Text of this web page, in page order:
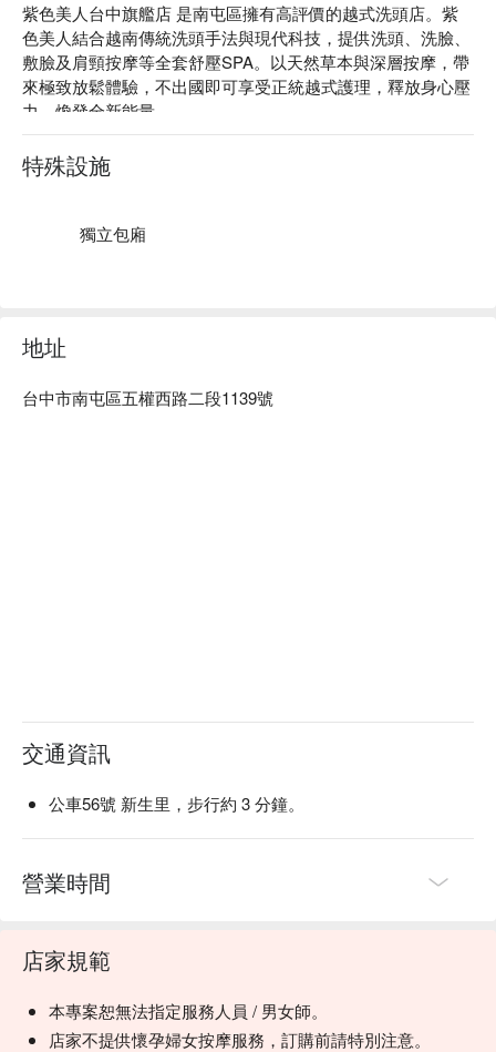
紫色美人台中旗艦店 是南屯區擁有高評價的越式洗頭店。紫
色美人結合越南傳統洗頭手法與現代科技，提供洗頭、洗臉、
敷臉及肩頸按摩等全套舒壓SPA。以天然草本與深層按摩，帶
來極致放鬆體驗，不出國即可享受正統越式護理，釋放身心壓
力，煥發全新能量。
紫色美人台中旗艦店 服務：印度深層釋放按摩手法、越南傳
統 SPA、漢方天然草本薰蒸與光療。
紫色美人台中旗艦店 評價：Google 5 星、平台 5 星好評
特殊設施
獨立包廂
地址
台中市南屯區五權西路二段1139號
交通資訊
公車56號 新生里，步行約 3 分鐘。
營業時間
店家規範
本專案恕無法指定服務人員 / 男女師。
店家不提供懷孕婦女按摩服務，訂購前請特別注意。